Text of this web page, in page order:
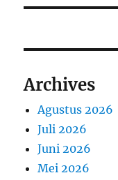
Archives
Agustus 2026
Juli 2026
Juni 2026
Mei 2026